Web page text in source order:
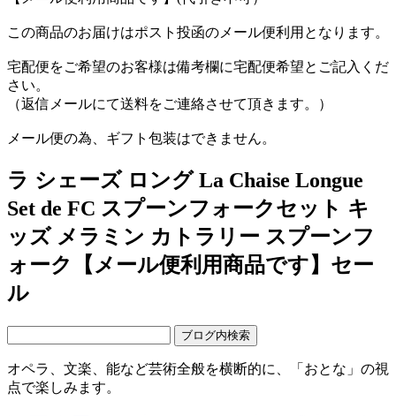
この商品のお届けはポスト投函のメール便利用となります。
宅配便をご希望のお客様は備考欄に宅配便希望とご記入くだ
さい。
（返信メールにて送料をご連絡させて頂きます。）
メール便の為、ギフト包装はできません。
ラ シェーズ ロング La Chaise Longue
Set de FC スプーンフォークセット キ
ッズ メラミン カトラリー スプーンフ
ォーク【メール便利用商品です】セー
ル
オペラ、文楽、能など芸術全般を横断的に、「おとな」の視
点で楽しみます。